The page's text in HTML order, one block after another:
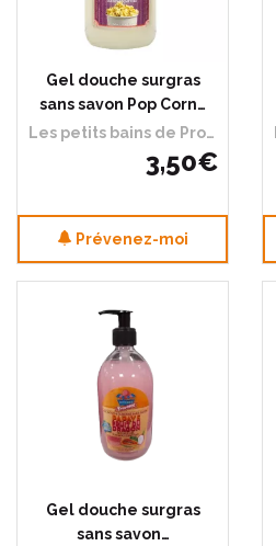
Gel douche surgras
sans savon Pop Corn…
Les petits bains de Provence
3,50€
Prévenez-moi
Gel douche surgras
sans savon…